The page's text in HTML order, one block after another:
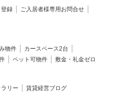
録
ご入居者様専用お問合せ
物件
カースペース2台
ペット可物件 敷金・礼金ゼロ
リー 賃貸経営ブログ